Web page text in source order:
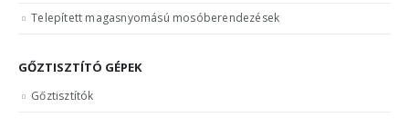
Telepített magasnyomású mosóberendezések
GŐZTISZTÍTÓ GÉPEK
Gőztisztítók